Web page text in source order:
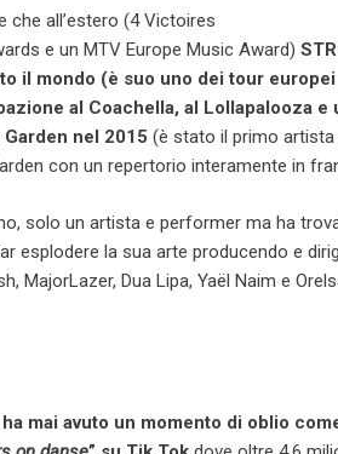
che all’estero (4 Victoires
e un MTV Europe Music Award)
il mondo (è suo uno dei tour
al Coachella, al Lollapalooza e
nel 2015 (è stato il primo
con un repertorio interamente in
solo un artista e performer ma ha
esplodere la sua arte producendo e
MajorLazer, Dua Lipa, Yaël Naim e
mai avuto un momento di oblio